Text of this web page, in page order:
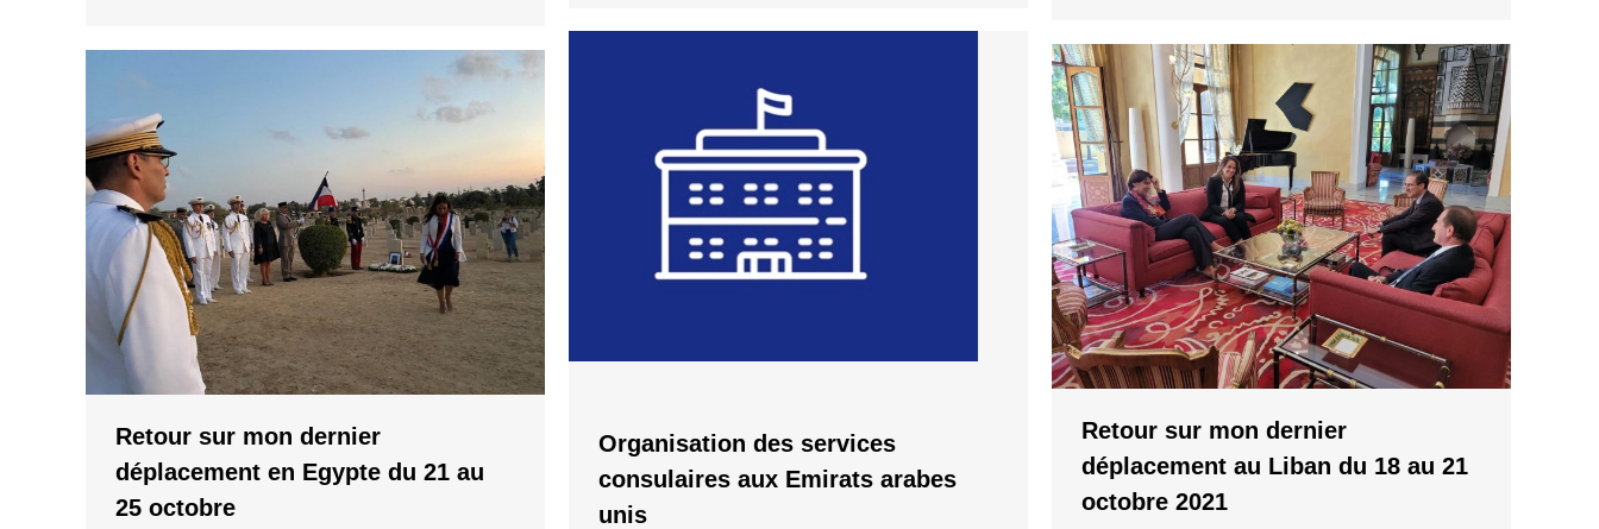
Organisation des services
consulaires aux Emirats arabes
unis
Retour sur mon dernier
déplacement au Liban du 18 au 21
octobre 2021
Retour sur mon dernier
déplacement en Egypte du 21 au
25 octobre